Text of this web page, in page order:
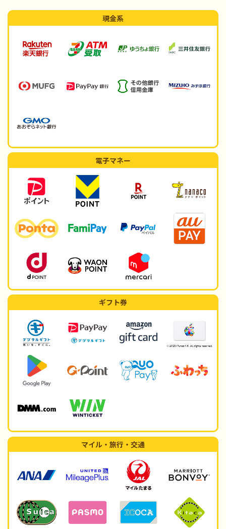
現金系
電子マネー
ギフト券
マイル・旅行・交通